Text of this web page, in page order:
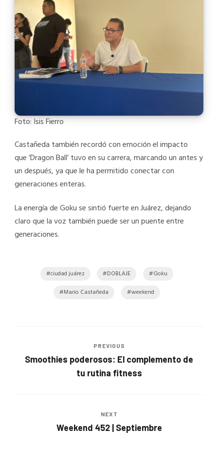
Foto: Isis Fierro
Castañeda también recordó con emoción el impacto
que ‘Dragon Ball’ tuvo en su carrera, marcando un antes y
un después, ya que le ha permitido conectar con
generaciones enteras.
La energía de Goku se sintió fuerte en Juárez, dejando
claro que la voz también puede ser un puente entre
generaciones.
ciudad juárez DOBLAJE
Goku
Mario Castañeda
weekend
PREVIOUS
Smoothies poderosos: El complemento de
tu rutina fitness
NEXT
Weekend 452 | Septiembre